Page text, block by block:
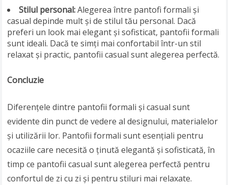
Stilul personal:Alegerea între pantofi formali și
casual depinde mult și de stilul tău personal. Dacă
preferi un look mai elegant și sofisticat, pantofii formali
sunt ideali. Dacă te simți mai confortabil într-un stil
relaxat și practic, pantofii casual sunt alegerea perfectă.
Concluzie
Diferențele dintre pantofii formali și casual sunt
evidente din punct de vedere al designului, materialelor
și utilizării lor. Pantofii formali sunt esențiali pentru
ocaziile care necesită o ținută elegantă și sofisticată, în
timp ce pantofii casual sunt alegerea perfectă pentru
confortul de zi cu zi și pentru stiluri mai relaxate.